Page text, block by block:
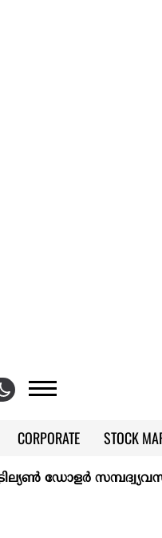
CORPORATE
STOCK
ഡോളര്‍